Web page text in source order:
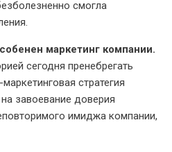
смогла
маркетинг компании.
сегодня пренебрегать
стратегия
завоевание доверия
имиджа компании,